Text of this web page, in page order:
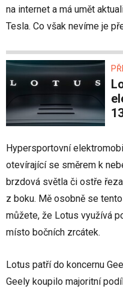
na internet a má umět
Tesla. Co však nevíme je
Lotus láká na svůj
Hypersportovní
otevírající se směrem k
brzdová světla či ostře
z boku. Mě osobně se
můžete, že Lotus využívá
místo bočních zrcátek.
Lotus patří do koncernu
Geely koupilo majoritní